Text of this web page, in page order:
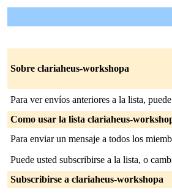
Sobre clariaheus-workshopa
Para ver envíos anteriores a la lista,
Como usar la lista clariaheus-
Para enviar un mensaje a todos los
Puede usted subscribirse a la lista, o
Subscribirse a clariaheus-workshopa